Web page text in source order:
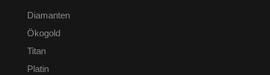
Diamanten
Ökogold
Titan
Platin